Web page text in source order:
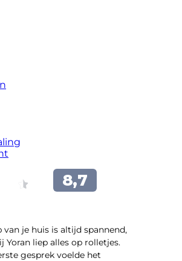
van je huis is altijd spannend,
Yoran liep alles op rolletjes.
gesprek voelde het